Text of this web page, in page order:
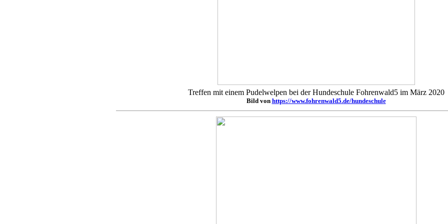
Treffen mit einem Pudelwelpen bei der Hundeschule Fohrenwald5 im März 2020
Bild von https://www.fohrenwald5.de/hundeschule